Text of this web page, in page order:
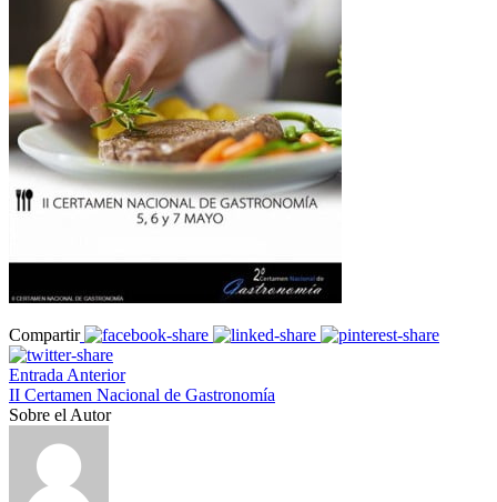
Compartir
Entrada Anterior
II Certamen Nacional de Gastronomía
Sobre el Autor